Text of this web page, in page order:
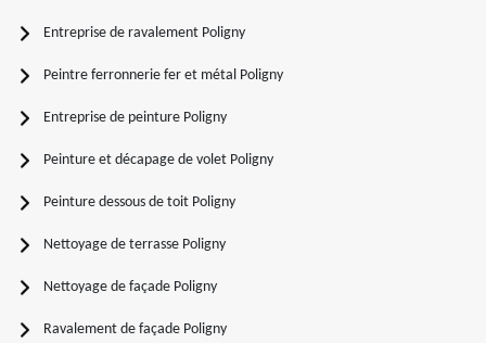
Entreprise de ravalement Poligny
Peintre ferronnerie fer et métal Poligny
Entreprise de peinture Poligny
Peinture et décapage de volet Poligny
Peinture dessous de toit Poligny
Nettoyage de terrasse Poligny
Nettoyage de façade Poligny
Ravalement de façade Poligny